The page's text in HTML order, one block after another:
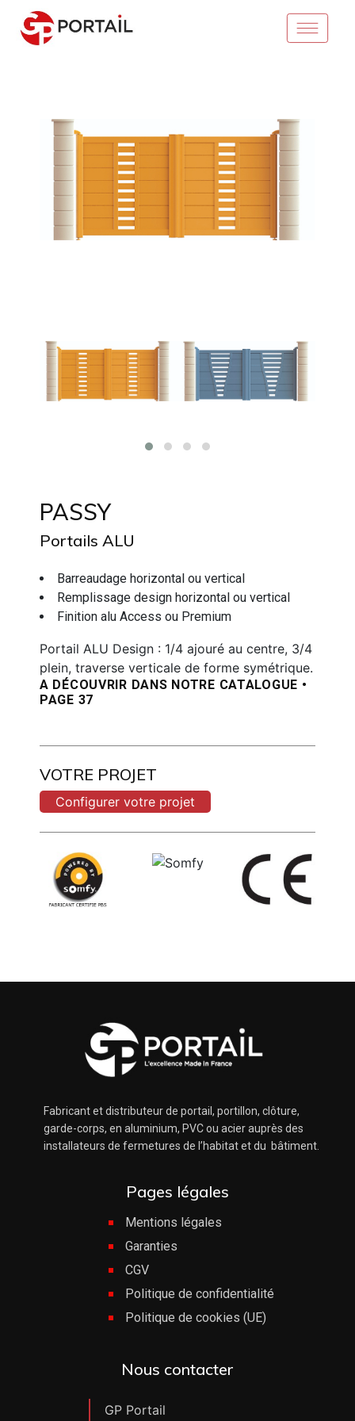
PASSY
Portails ALU
Barreaudage horizontal ou vertical
Remplissage design horizontal ou vertical
Finition alu Access ou Premium
Portail ALU Design : 1/4 ajouré au centre, 3/4
plein, traverse verticale de forme symétrique.
A DÉCOUVRIR DANS NOTRE CATALOGUE •
PAGE 37
VOTRE PROJET
Configurer votre projet
Fabricant et distributeur de portail, portillon, clôture,
garde-corps, en aluminium, PVC ou acier auprès des
installateurs de fermetures de l’habitat et du bâtiment.
Pages légales
Mentions légales
Garanties
CGV
Politique de confidentialité
Politique de cookies (UE)
Nous contacter
GP Portail